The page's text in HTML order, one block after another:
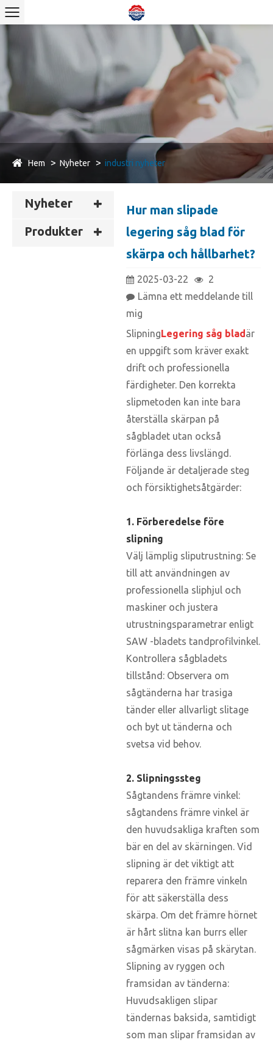
Hem Nyheter industri nyheter
Nyheter
Produkter
Hur man slipade
legering såg blad för
skärpa och hållbarhet?
2025-03-22
2
Lämna ett meddelande till
mig
SlipningLegering såg bladär
en uppgift som kräver exakt
drift och professionella
färdigheter. Den korrekta
slipmetoden kan inte bara
återställa skärpan på
sågbladet utan också
förlänga dess livslängd.
Följande är detaljerade steg
och försiktighetsåtgärder:
1. Förberedelse före
slipning
Välj lämplig sliputrustning: Se
till att användningen av
professionella sliphjul och
maskiner och justera
utrustningsparametrar enligt
SAW -bladets tandprofilvinkel.
Kontrollera sågbladets
tillstånd: Observera om
sågtänderna har trasiga
tänder eller allvarligt slitage
och byt ut tänderna och
svetsa vid behov.
2. Slipningssteg
Sågtandens främre vinkel:
sågtandens främre vinkel är
den huvudsakliga kraften som
bär en del av skärningen. Vid
slipning är det viktigt att
reparera den främre vinkeln
för att säkerställa dess
skärpa. Om det främre hörnet
är hårt slitna kan burrs eller
sågmärken visas på skärytan.
Slipning av ryggen och
framsidan av tänderna:
Huvudsakligen slipar
tändernas baksida, samtidigt
som man slipar framsidan av